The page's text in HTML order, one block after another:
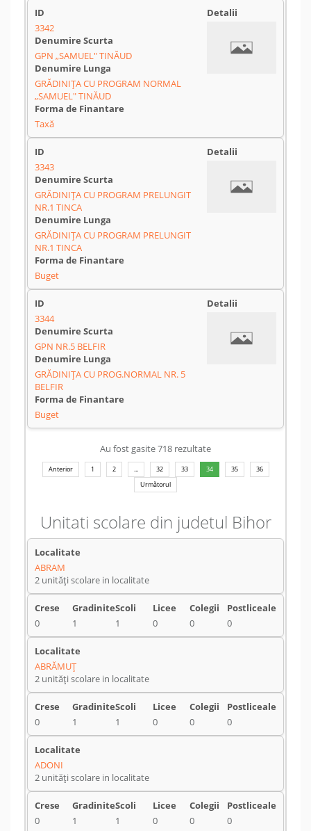
3342
GPN „SAMUEL" TINĂUD
GRĂDINIŢA CU PROGRAM NORMAL
„SAMUEL" TINĂUD
Taxă
3343
GRĂDINIŢA CU PROGRAM PRELUNGIT
NR.1 TINCA
GRĂDINIŢA CU PROGRAM PRELUNGIT
NR.1 TINCA
Buget
3344
GPN NR.5 BELFIR
GRĂDINIŢA CU PROG.NORMAL NR. 5
BELFIR
Buget
Au fost gasite 718 rezultate
Anterior 1 2 ... 32 33 34 35
36
Următorul
Unitati scolare din judetul Bihor
ABRAM
2 unități scolare in localitate
0 1 1 0 0 0
ABRĂMUŢ
2 unități scolare in localitate
0 1 1 0 0 0
ADONI
2 unități scolare in localitate
0 1 1 0 0 0